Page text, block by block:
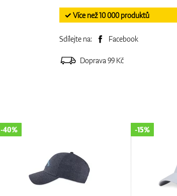
✓ Více než 10 000 produktů
Sdílejte na: Facebook
Doprava 99 Kč
-40% -15%